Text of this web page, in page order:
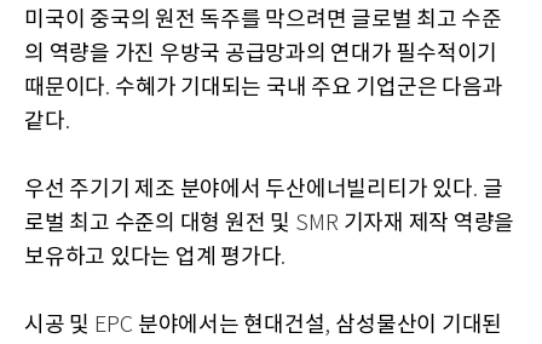
미국이 중국의 원전 독주를 막으려면 글로벌 최고 수준
의 역량을 가진 우방국 공급망과의 연대가 필수적이기
때문이다. 수혜가 기대되는 국내 주요 기업군은 다음과
같다.
우선 주기기 제조 분야에서 두산에너빌리티가 있다. 글
로벌 최고 수준의 대형 원전 및 SMR 기자재 제작 역량을
보유하고 있다는 업계 평가다.
시공 및 EPC 분야에서는 현대건설, 삼성물산이 기대된